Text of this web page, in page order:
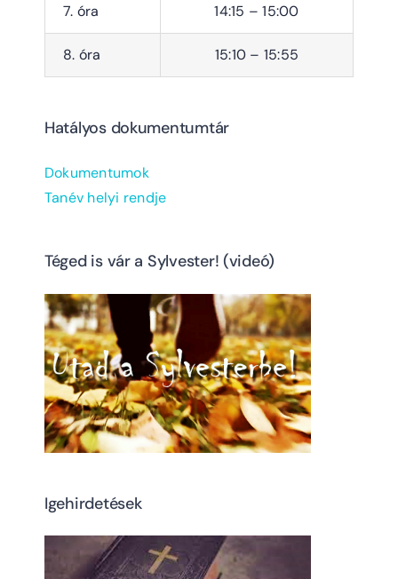
7. óra 14:15 – 15:00
8. óra 15:10 – 15:55
Hatályos dokumentumtár
Dokumentumok
Tanév helyi rendje
Téged is vár a Sylvester! (videó)
Igehirdetések